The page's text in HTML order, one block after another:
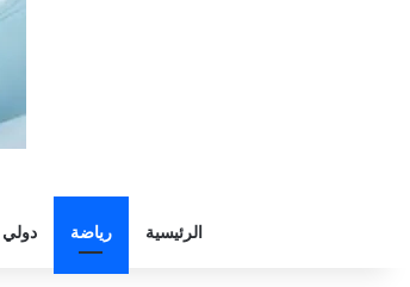
الرئيسية رياضة دولي